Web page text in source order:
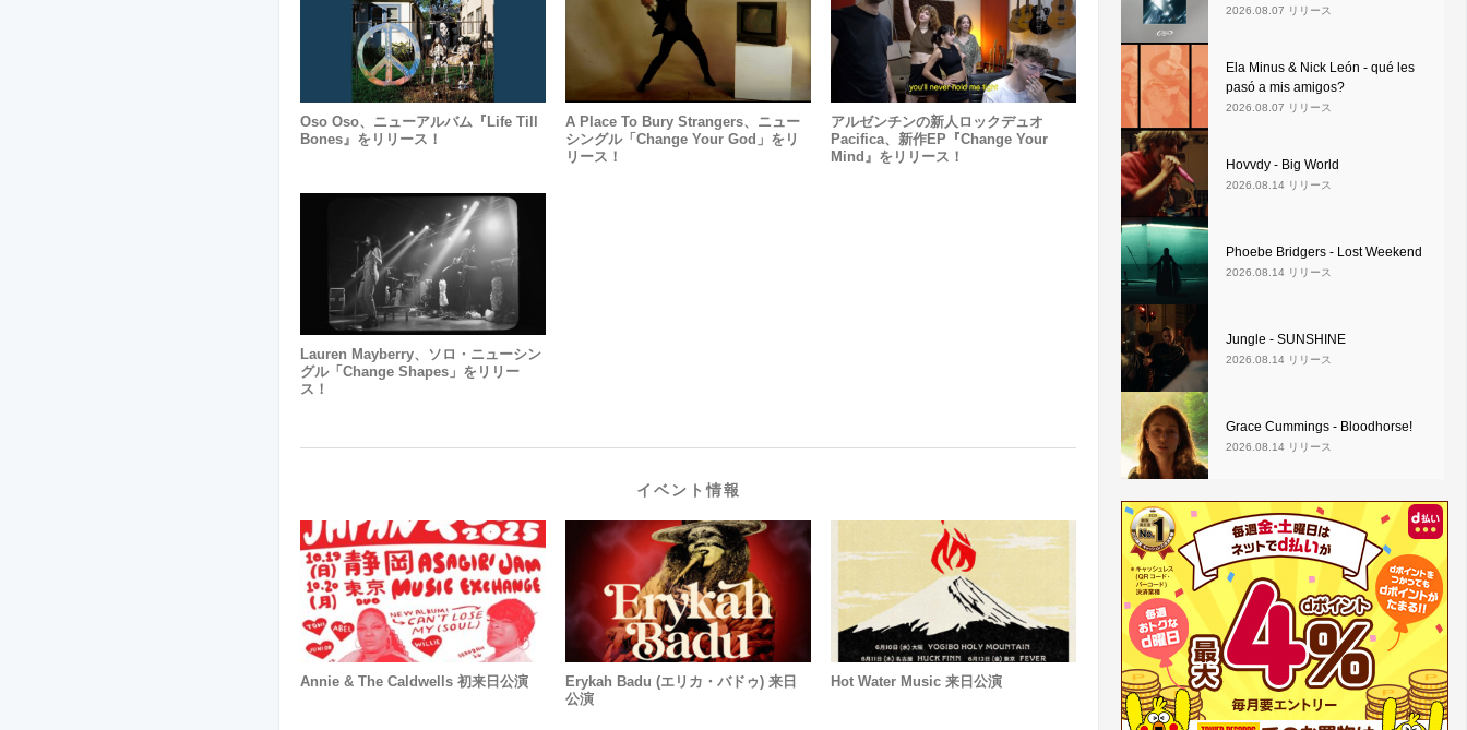
Oso Oso、ニューアルバム『Life Till
Bones』をリリース！
A Place To Bury Strangers、ニュー
シングル「Change Your God」をリ
リース！
アルゼンチンの新人ロックデュオ
Pacifica、新作EP『Change Your
Mind』をリリース！
Lauren Mayberry、ソロ・ニューシン
グル「Change Shapes」をリリー
ス！
イベント情報
Annie & The Caldwells 初来日公演
Erykah Badu (エリカ・バドゥ) 来日
公演
Hot Water Music 来日公演
2026.08.07 リリース
Ela Minus & Nick León - qué les
pasó a mis amigos?
2026.08.07 リリース
Hovvdy - Big World
2026.08.14 リリース
Phoebe Bridgers - Lost Weekend
2026.08.14 リリース
Jungle - SUNSHINE
2026.08.14 リリース
Grace Cummings - Bloodhorse!
2026.08.14 リリース